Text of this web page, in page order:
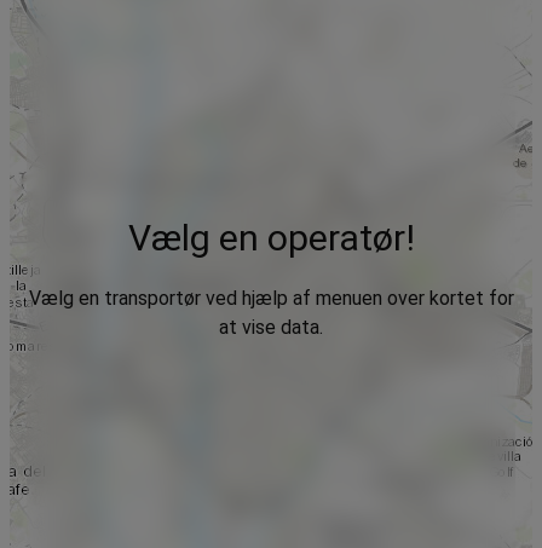
Vælg en operatør!
Vælg en transportør ved hjælp af menuen over kortet for
at vise data.